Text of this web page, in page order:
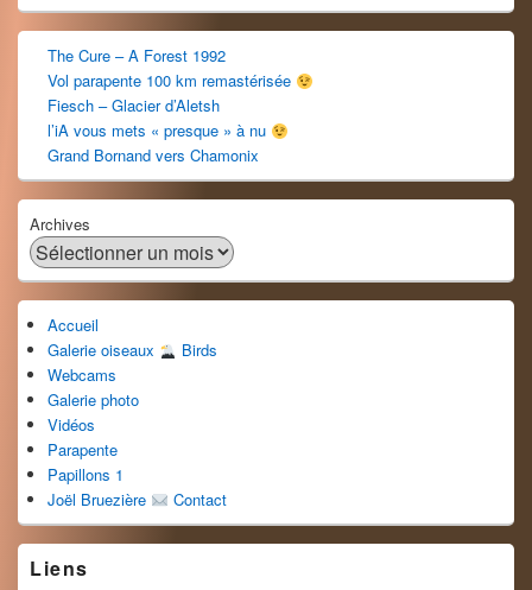
The Cure – A Forest 1992
Vol parapente 100 km remastérisée
Fiesch – Glacier d’Aletsh
l’iA vous mets « presque » à nu
Grand Bornand vers Chamonix
Archives
Accueil
Galerie oiseaux
Birds
Webcams
Galerie photo
Vidéos
Parapente
Papillons 1
Joël Bruezière
Contact
Liens